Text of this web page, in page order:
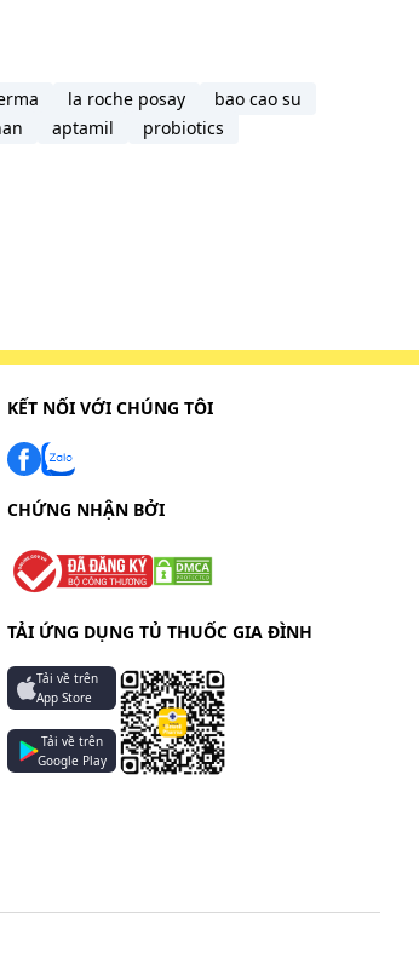
la roche posay
bao cao su
aptamil probiotics
KẾT NỐI VỚI CHÚNG TÔI
CHỨNG NHẬN BỞI
TẢI ỨNG DỤNG TỦ THUỐC GIA ĐÌNH
Tải về trên
App Store
Tải về trên
Google Play